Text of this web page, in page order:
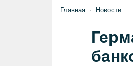
Главная Новости